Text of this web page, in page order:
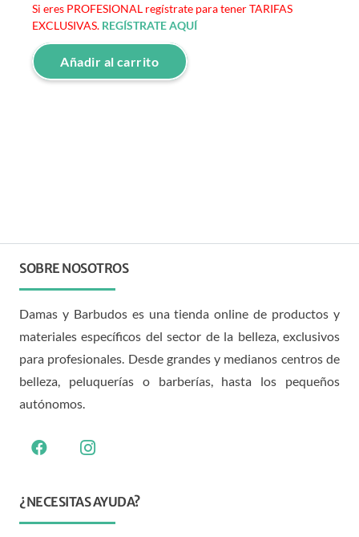
Si eres PROFESIONAL regístrate para tener TARIFAS
EXCLUSIVAS. REGÍSTRATE AQUÍ
Añadir al carrito
SOBRE NOSOTROS
Damas y Barbudos es una tienda online de productos y
materiales específicos del sector de la belleza, exclusivos
para profesionales. Desde grandes y medianos centros de
belleza, peluquerías o barberías, hasta los pequeños
autónomos.
¿NECESITAS AYUDA?